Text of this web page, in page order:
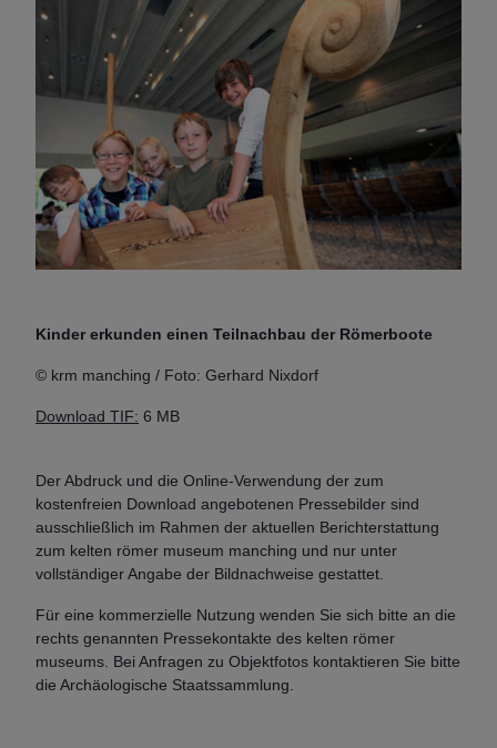
Kinder erkunden einen Teilnachbau der Römerboote
© krm manching / Foto: Gerhard Nixdorf
Download TIF: 6 MB
Der Abdruck und die Online-Verwendung der zum
kostenfreien Download angebotenen Pressebilder sind
ausschließlich im Rahmen der aktuellen Berichterstattung
zum kelten römer museum manching und nur unter
vollständiger Angabe der Bildnachweise gestattet.
Für eine kommerzielle Nutzung wenden Sie sich bitte an die
rechts genannten Pressekontakte des kelten römer
museums. Bei Anfragen zu Objektfotos kontaktieren Sie bitte
die Archäologische Staatssammlung.